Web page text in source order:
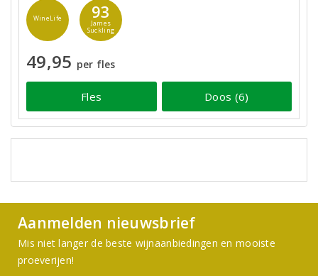
WineLife 93
James
Suckling
49,95 per fles
Fles Doos (6)
Aanmelden nieuwsbrief
Mis niet langer de beste wijnaanbiedingen en mooiste
proeverijen!